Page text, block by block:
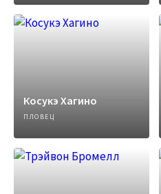
Косукэ Хагино
ПЛОВЕЦ